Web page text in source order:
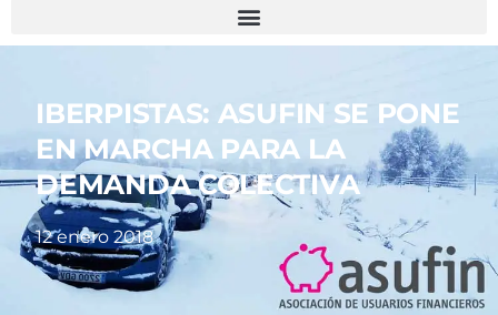
IBERPISTAS: ASUFIN SE PONE
EN MARCHA PARA LA
DEMANDA COLECTIVA
12 enero 2018